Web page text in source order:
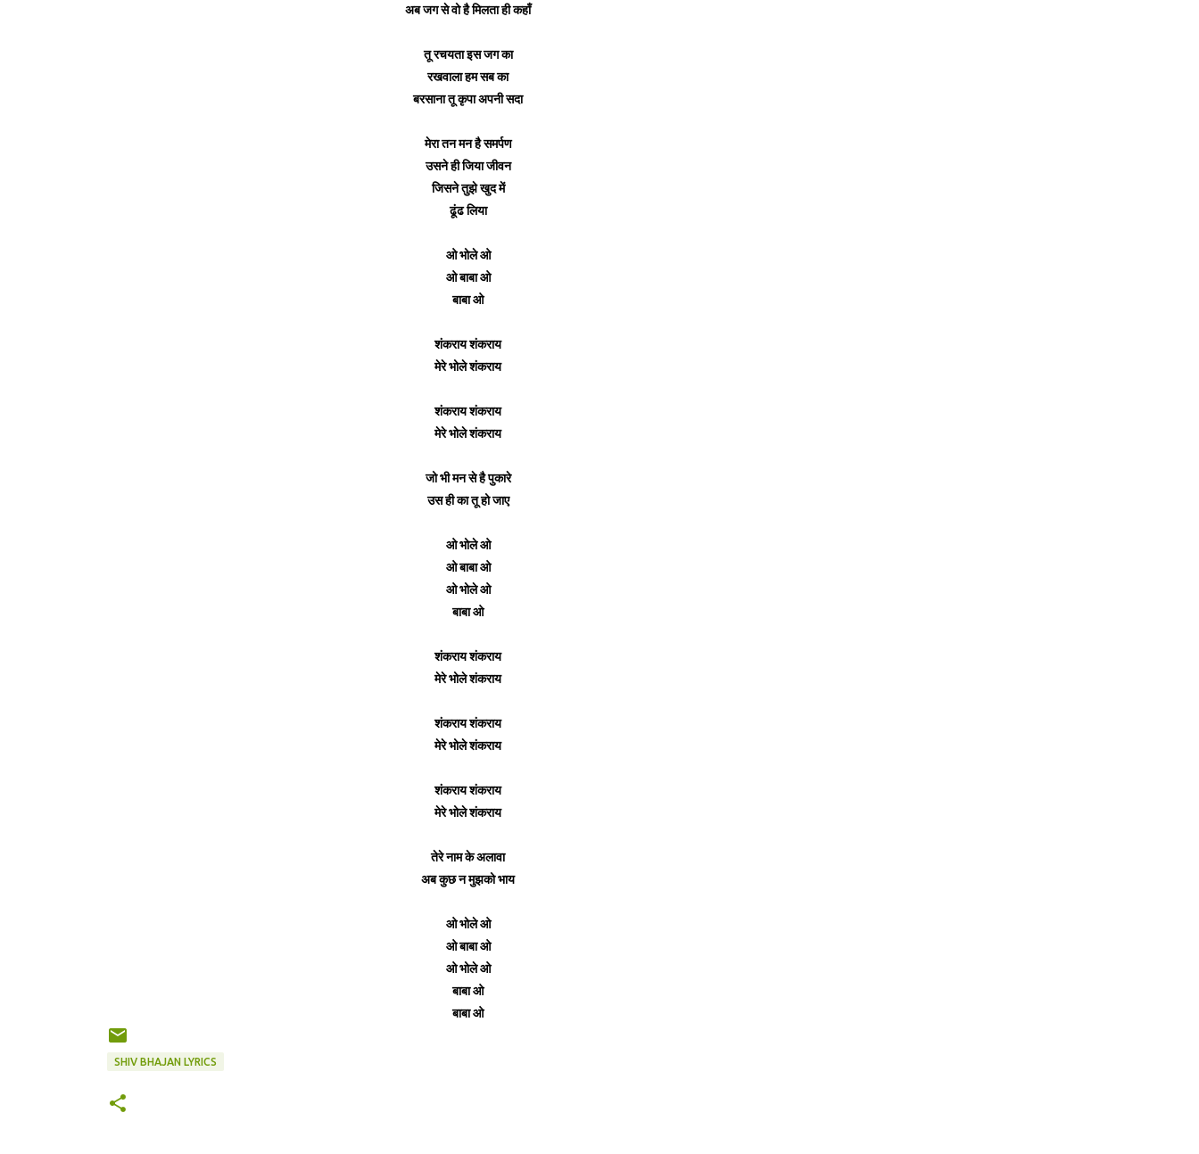
अब जग से वो है मिलता ही कहाँ
तू रचयता इस जग का
रखवाला हम सब का
बरसाना तू कृपा अपनी सदा
मेरा तन मन है समर्पण
उसने ही जिया जीवन
जिसने तुझे खुद में
ढूंढ लिया
ओ भोले ओ
ओ बाबा ओ
बाबा ओ
शंकराय शंकराय
मेरे भोले शंकराय
शंकराय शंकराय
मेरे भोले शंकराय
जो भी मन से है पुकारे
उस ही का तू हो जाए
ओ भोले ओ
ओ बाबा ओ
ओ भोले ओ
बाबा ओ
शंकराय शंकराय
मेरे भोले शंकराय
शंकराय शंकराय
मेरे भोले शंकराय
शंकराय शंकराय
मेरे भोले शंकराय
तेरे नाम के अलावा
अब कुछ न मुझको भाय
ओ भोले ओ
ओ बाबा ओ
ओ भोले ओ
बाबा ओ
बाबा ओ
SHIV BHAJAN LYRICS